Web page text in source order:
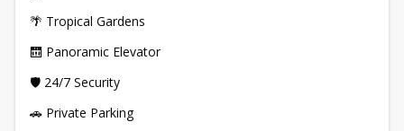
🌴 Tropical Gardens
🛗 Panoramic Elevator
🛡️ 24/7 Security
🚗 Private Parking